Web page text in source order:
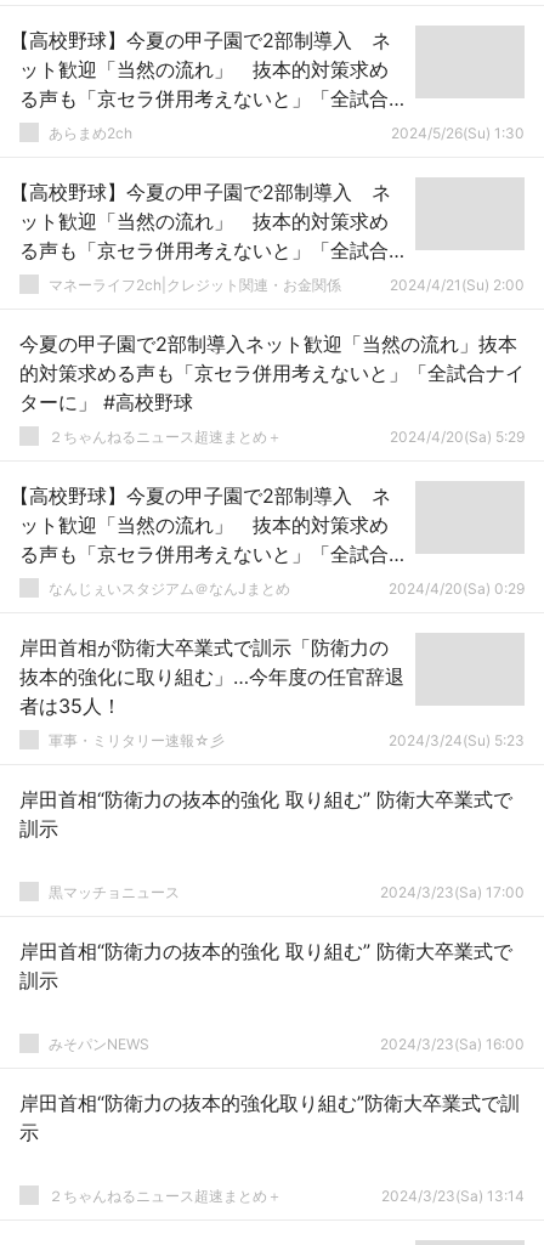
まう」
【高校野球】今夏の甲子園で2部制導入 ネ
ット歓迎「当然の流れ」 抜本的対策求め
る声も「京セラ併用考えないと」「全試合
あらまめ2ch 2024/5/26(Su) 1:30
【高校野球】今夏の甲子園で2部制導入 ネ
ット歓迎「当然の流れ」 抜本的対策求め
る声も「京セラ併用考えないと」「全試合
ナイターに」
マネーライフ2ch|クレジット関連・お金関係 2024/4/21(Su) 2:00
今夏の甲子園で2部制導入ネット歓迎「当然の流れ」抜本
的対策求める声も「京セラ併用考えないと」「全試合ナイ
ターに」 #高校野球
２ちゃんねるニュース超速まとめ＋ 2024/4/20(Sa) 5:29
【高校野球】今夏の甲子園で2部制導入 ネ
ット歓迎「当然の流れ」 抜本的対策求め
る声も「京セラ併用考えないと」「全試合
ナイターに」
なんじぇいスタジアム＠なんJまとめ 2024/4/20(Sa) 0:29
岸田首相が防衛大卒業式で訓示「防衛力の
抜本的強化に取り組む」…今年度の任官辞退
者は35人！
軍事・ミリタリー速報☆彡 2024/3/24(Su) 5:23
岸田首相“防衛力の抜本的強化 取り組む” 防衛大卒業式で
訓示
黒マッチョニュース 2024/3/23(Sa) 17:00
岸田首相“防衛力の抜本的強化 取り組む” 防衛大卒業式で
訓示
みそパンNEWS 2024/3/23(Sa) 16:00
岸田首相“防衛力の抜本的強化取り組む”防衛大卒業式で訓
示
２ちゃんねるニュース超速まとめ＋ 2024/3/23(Sa) 13:14